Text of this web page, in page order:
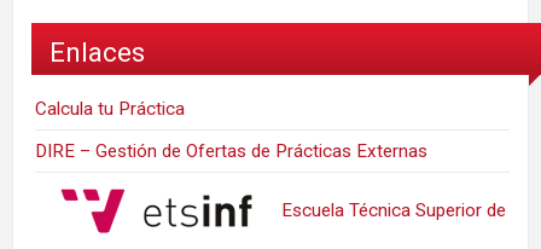
Enlaces
Calcula tu Práctica
DIRE – Gestión de Ofertas de Prácticas Externas
Escuela Técnica Superior de